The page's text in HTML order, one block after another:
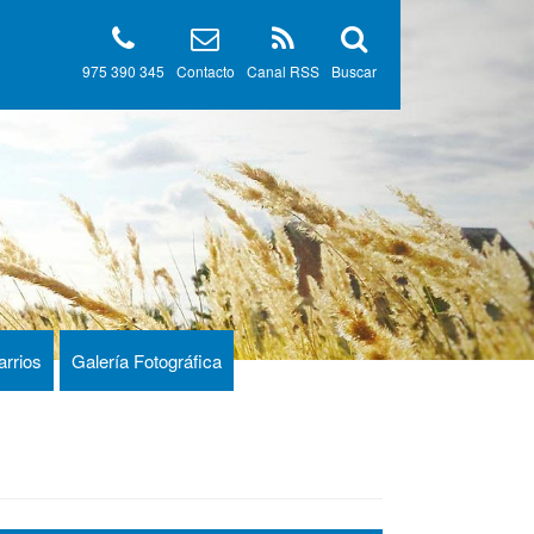
Buscar
Canal RSS
Contacto
975 390 345
Galería Fotográfica